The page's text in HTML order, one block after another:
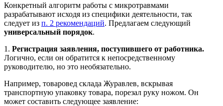
Конкретный алгоритм работы с микротравмами
разрабатывают исходя из специфики деятельности, так
следует из п. 2 рекомендаций. Предлагаем следующий
универсальный порядок.
1. Регистрация заявления, поступившего от работника.
Логично, если он обратится к непосредственному
руководителю, но это необязательно.
Например, товаровед склада Журавлев, вскрывая
транспортную упаковку товара, порезал руку ножом. Он
может составить следующее заявление: